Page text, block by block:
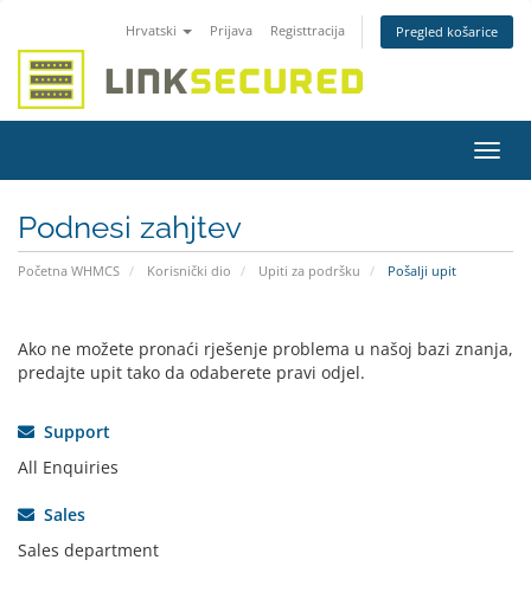
Hrvatski Prijava Registtracija Pregled košarice
Podnesi zahjtev
Početna WHMCS Korisnički dio Upiti za podršku Pošalji upit
Ako ne možete pronaći rješenje problema u našoj bazi znanja,
predajte upit tako da odaberete pravi odjel.
Support
All Enquiries
Sales
Sales department